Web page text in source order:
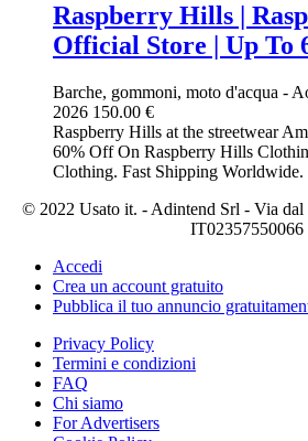
Raspberry Hills |
Official Store | Up To
Barche, gommoni, moto d'acqua -
2026 150.00 €
Raspberry Hills at the streetwear
60% Off On Raspberry Hills
Clothing. Fast Shipping Worldwide.
© 2022 Usato it. - Adintend Srl - Via dal
IT02357550066
Accedi
Crea un account gratuito
Pubblica il tuo annuncio
Privacy Policy
Termini e condizioni
FAQ
Chi siamo
For Advertisers